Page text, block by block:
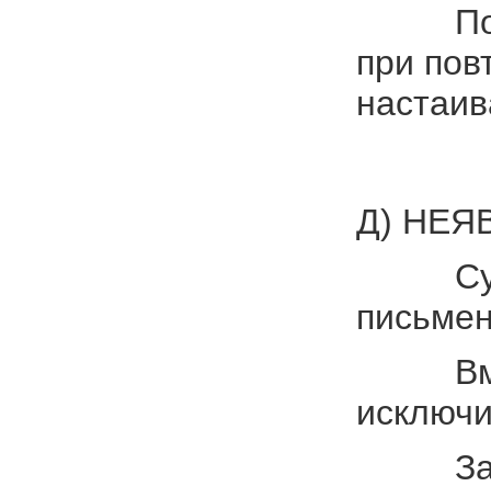
при
Д)
Суд,
Закон